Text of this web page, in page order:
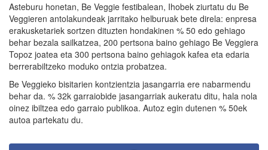
Asteburu honetan, Be Veggie festibalean, Ihobek ziurtatu du Be
Veggieren antolakundeak jarritako helburuak bete direla: enpresa
erakusketariek sortzen dituzten hondakinen % 50 edo gehiago
behar bezala sailkatzea, 200 pertsona baino gehiago Be Veggiera
Topoz joatea eta 300 pertsona baino gehiagok kafea eta edaria
berrerabiltzeko moduko ontzia probatzea.
Be Veggieko bisitarien kontzientzia jasangarria ere nabarmendu
behar da. % 32k garraiobide jasangarriak aukeratu ditu, hala nola
oinez ibiltzea edo garraio publikoa. Autoz egin dutenen % 50ek
autoa partekatu du.